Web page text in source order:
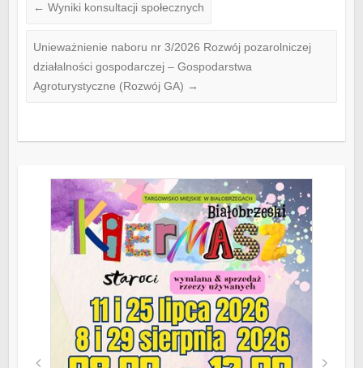
← Wyniki konsultacji społecznych
Unieważnienie naboru nr 3/2026 Rozwój pozarolniczej
działalności gospodarczej – Gospodarstwa
Agroturystyczne (Rozwój GA) →